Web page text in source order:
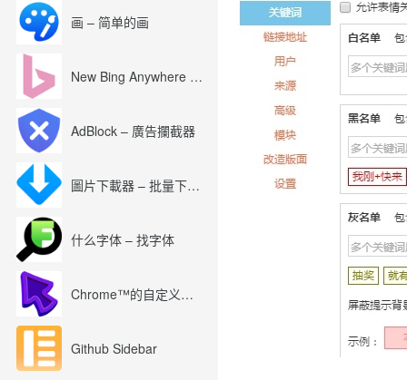
画 – 简单的画
New Bing Anywhere (Bing Chat GPT-4)
AdBlock – 廣告攔截器
圖片下載器 – 批量下載圖片
什么字体 – 找字体
Chrome™的自定义光标
Github Sidebar